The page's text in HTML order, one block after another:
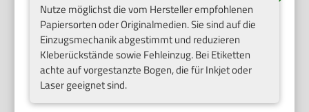
Nutze möglichst die vom Hersteller empfohlenen
Papiersorten oder Originalmedien. Sie sind auf die
Einzugsmechanik abgestimmt und reduzieren
Kleberückstände sowie Fehleinzug. Bei Etiketten
achte auf vorgestanzte Bogen, die für Inkjet oder
Laser geeignet sind.